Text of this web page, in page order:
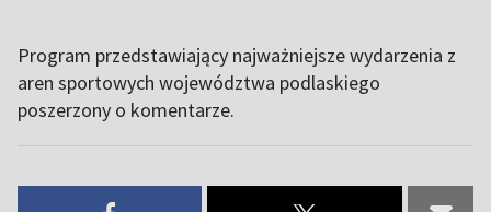
Program przedstawiający najważniejsze wydarzenia z
aren sportowych województwa podlaskiego
poszerzony o komentarze.